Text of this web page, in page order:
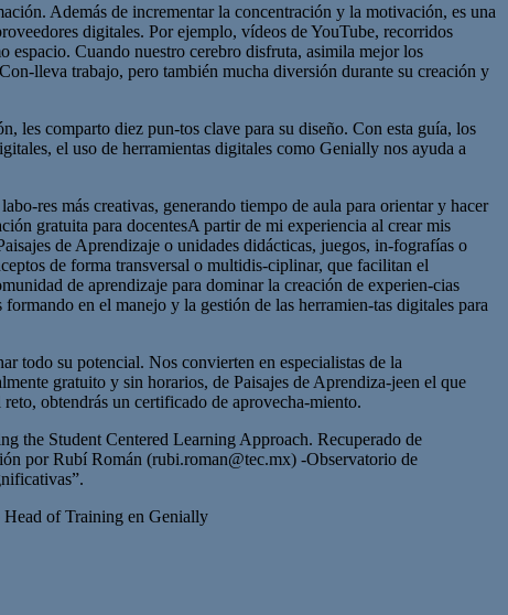
Además de incrementar la concentración y la motivación, es una
digitales. Por ejemplo, vídeos de YouTube, recorridos
espacio. Cuando nuestro cerebro disfruta, asimila mejor los
lleva trabajo, pero también mucha diversión durante su creación y
les comparto diez pun-tos clave para su diseño. Con esta guía, los
el uso de herramientas digitales como Genially nos ayuda a
res más creativas, generando tiempo de aula para orientar y hacer
gratuita para docentesA partir de mi experiencia al crear mis
de Aprendizaje o unidades didácticas, juegos, in-fografías o
de forma transversal o multidis-ciplinar, que facilitan el
de aprendizaje para dominar la creación de experien-cias
en el manejo y la gestión de las herramien-tas digitales para
todo su potencial. Nos convierten en especialistas de la
gratuito y sin horarios, de Paisajes de Aprendiza-jeen el que
obtendrás un certificado de aprovecha-miento.
the Student Centered Learning Approach. Recuperado de
por Rubí Román (rubi.roman@tec.mx) -Observatorio de
of Training en Genially